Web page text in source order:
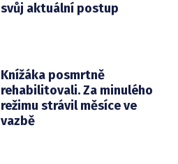
svůj aktuální postup
Knížáka posmrtně
rehabilitovali. Za minulého
režimu strávil měsíce ve
vazbě